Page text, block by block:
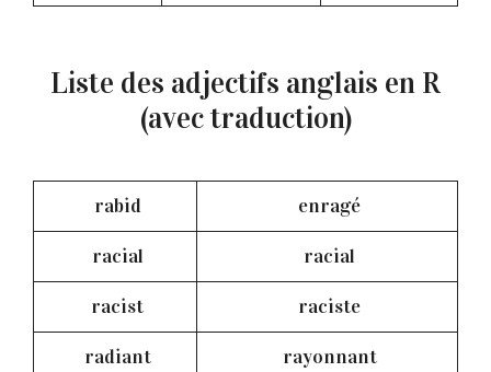
Liste des adjectifs anglais en R
(avec traduction)
rabid enragé
racial racial
racist raciste
radiant rayonnant